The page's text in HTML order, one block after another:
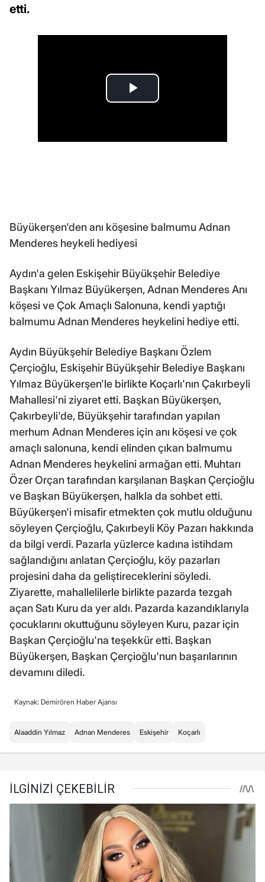
etti.
Büyükerşen'den anı köşesine balmumu Adnan
Menderes heykeli hediyesi
Aydın'a gelen Eskişehir Büyükşehir Belediye
Başkanı Yılmaz Büyükerşen, Adnan Menderes Anı
köşesi ve Çok Amaçlı Salonuna, kendi yaptığı
balmumu Adnan Menderes heykelini hediye etti.
Aydın Büyükşehir Belediye Başkanı Özlem
Çerçioğlu, Eskişehir Büyükşehir Belediye Başkanı
Yılmaz Büyükerşen'le birlikte Koçarlı'nın Çakırbeyli
Mahallesi'ni ziyaret etti. Başkan Büyükerşen,
Çakırbeyli'de, Büyükşehir tarafından yapılan
merhum Adnan Menderes için anı köşesi ve çok
amaçlı salonuna, kendi elinden çıkan balmumu
Adnan Menderes heykelini armağan etti. Muhtarı
Özer Orçan tarafından karşılanan Başkan Çerçioğlu
ve Başkan Büyükerşen, halkla da sohbet etti.
Büyükerşen'i misafir etmekten çok mutlu olduğunu
söyleyen Çerçioğlu, Çakırbeyli Köy Pazarı hakkında
da bilgi verdi. Pazarla yüzlerce kadına istihdam
sağlandığını anlatan Çerçioğlu, köy pazarları
projesini daha da geliştireceklerini söyledi.
Ziyarette, mahallelilerle birlikte pazarda tezgah
açan Satı Kuru da yer aldı. Pazarda kazandıklarıyla
çocuklarını okuttuğunu söyleyen Kuru, pazar için
Başkan Çerçioğlu'na teşekkür etti. Başkan
Büyükerşen, Başkan Çerçioğlu'nun başarılarının
devamını diledi.
Kaynak: Demirören Haber Ajansı
Alaaddin Yılmaz Adnan Menderes Eskişehir Koçarlı